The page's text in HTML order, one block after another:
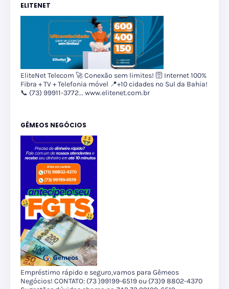
ELITENET
EliteNet Telecom 🚀 Conexão sem limites! 🛜 Internet 100%
Fibra + TV + Telefonia móvel 📍+10 cidades no Sul da Bahia!
📞 (73) 99911-3772... www.elitenet.com.br
GÊMEOS NEGÓCIOS
Empréstimo rápido e seguro,vamos para Gêmeos
Negócios! CONTATO: (73 )99199-6519 ou (73)9 8802-4370